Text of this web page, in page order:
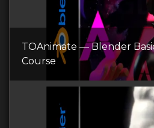
TOAnimate — Blender
Course